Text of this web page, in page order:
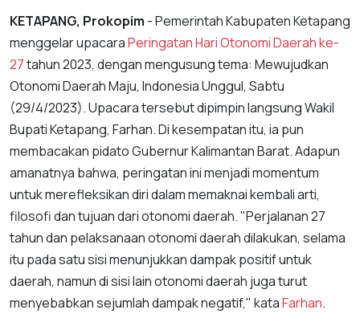
KETAPANG, Prokopim - Pemerintah Kabupaten Ketapang
menggelar upacaraPeringatan Hari Otonomi Daerah ke-
27tahun 2023, dengan mengusung tema: Mewujudkan
Otonomi Daerah Maju, Indonesia Unggul, Sabtu
(29/4/2023). Upacara tersebut dipimpin langsung Wakil
Bupati Ketapang, Farhan. Di kesempatan itu, ia pun
membacakan pidato Gubernur Kalimantan Barat. Adapun
amanatnya bahwa, peringatan ini menjadi momentum
untuk merefleksikan diri dalam memaknai kembali arti,
filosofi dan tujuan dari otonomi daerah. "Perjalanan 27
tahun dan pelaksanaan otonomi daerah dilakukan, selama
itu pada satu sisi menunjukkan dampak positif untuk
daerah, namun di sisi lain otonomi daerah juga turut
menyebabkan sejumlah dampak negatif," kataFarhan.